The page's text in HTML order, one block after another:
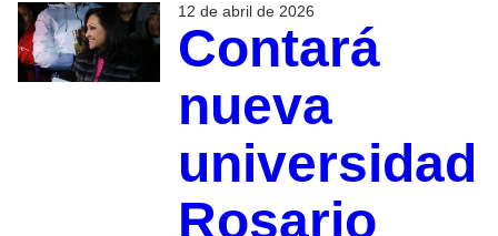
12 de abril de 2026
Contará
nueva
universidad
Rosario